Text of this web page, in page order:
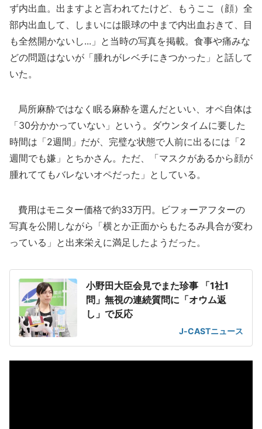
ず内出血。出ますよと言われてたけど、もうここ（顔）全
部内出血して、しまいには眼球の中まで内出血おきて、目
も全然開かないし...」と当時の写真を掲載。食事や痛みな
どの問題はないが「腫れがレベチにきつかった」と話して
いた。
局所麻酔ではなく眠る麻酔を選んだといい、オペ自体は
「30分かかっていない」という。ダウンタイムに要した
時間は「2週間」だが、完璧な状態で人前に出るには「2
週間でも嫌」とちかさん。ただ、「マスクがあるから顔が
腫れててもバレないオペだった」としている。
費用はモニター価格で約33万円。ビフォーアフターの
写真を公開しながら「横とか正面からもたるみ具合が変わ
っている」と出来栄えに満足したようだった。
小野田大臣会見でまた珍事 「1社1
問」無視の連続質問に「オウム返
し」で反応
J-CASTニュース